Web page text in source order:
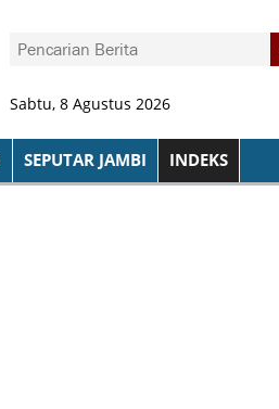
Sabtu, 8 Agustus 2026
SEPUTAR JAMBI INDEKS